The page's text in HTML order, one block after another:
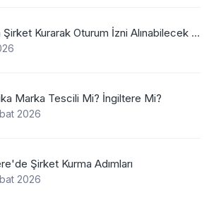
Avrupa'da Şirket Kurarak Oturum İzni Alınabilecek En Mantıklı Ülkeler Nelerdir?
Marka Tescili Mi? İngiltere Mi?
2026
Şirket Kurma Adımları
2026